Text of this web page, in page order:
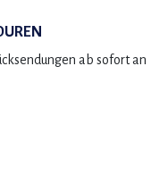
ab sofort an